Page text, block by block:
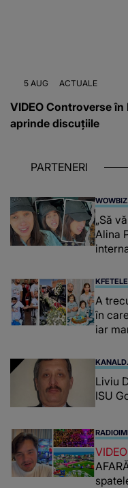
5 AUG ACTUALE
VIDEO Controverse
aprinde discuțiile
PARTENERI
„Să
Alina
A
în
iar
Liviu
ISU
VIDEO